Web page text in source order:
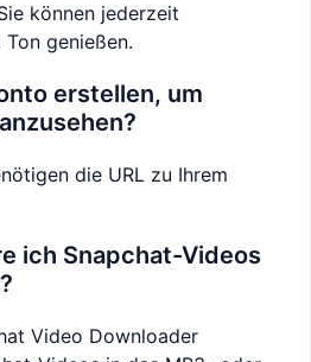
können jederzeit
genießen.
erstellen, um
die URL zu Ihrem
ich Snapchat-Videos
Video Downloader